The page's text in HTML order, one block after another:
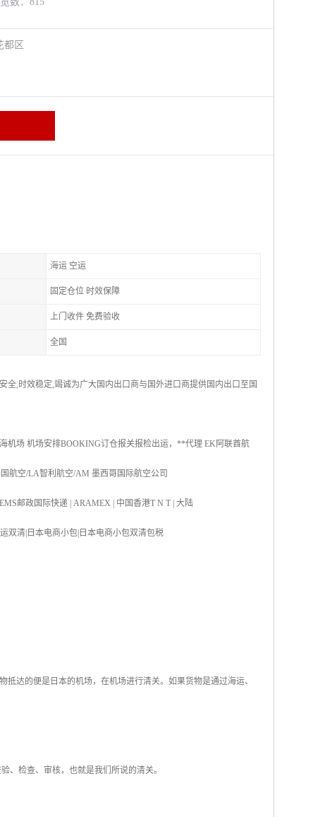
都区
海运 空运
固定仓位 时效保障
上门收件 免费验收
全国
全,时效稳定,竭诚为广大国内出口商与国外进口商提供国内出口至国
机场 机场安排BOOKING订仓报关报检出运，**代理 EK阿联酋航
航空/LA智利航空/AM 墨西哥国际航空公司
邮政国际快递 | ARAMEX | 中国香港T N T | 大陆
双清|日本电商小包|日本电商小包双清包税
达的便是日本的机场，在机场进行清关。如果货物是通过海运、
、检查、审核，也就是我们所说的清关。